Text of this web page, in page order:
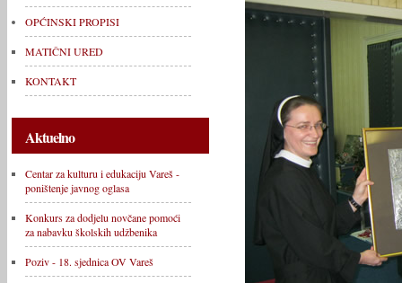
OPĆINSKI PROPISI
MATIČNI URED
KONTAKT
Aktuelno
Centar za kulturu i edukaciju Vareš -
poništenje javnog oglasa
Konkurs za dodjelu novčane pomoći
za nabavku školskih udžbenika
Poziv - 18. sjednica OV Vareš